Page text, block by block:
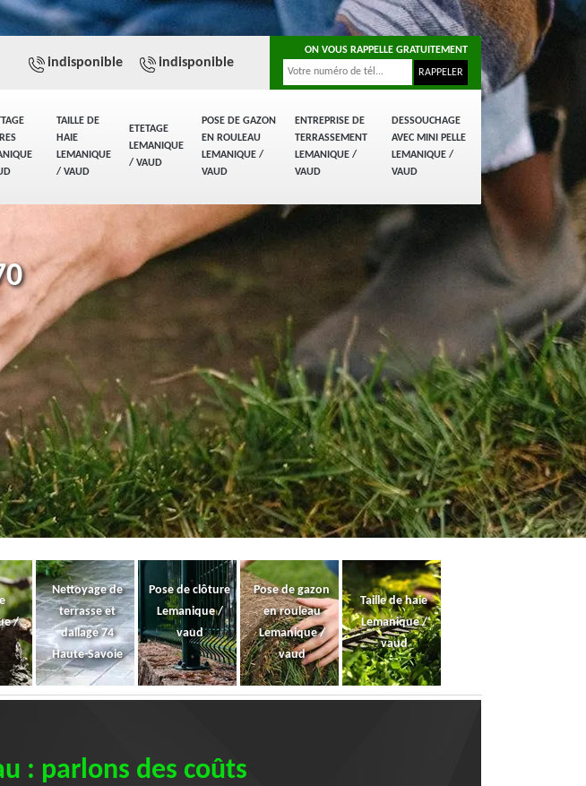
TAILLE DE
HAIE
LEMANIQUE
/ VAUD
ETETAGE
LEMANIQUE
/ VAUD
POSE DE GAZON
EN ROULEAU
LEMANIQUE /
VAUD
ENTREPRISE DE
TERRASSEMENT
LEMANIQUE /
VAUD
DESSOUCHAGE
AVEC MINI PELLE
LEMANIQUE /
VAUD
indisponible indisponible
ON VOUS RAPPELLE GRATUITEMENT
/
Nettoyage de
terrasse et
dallage 74
Haute-Savoie
Pose de clôture
Lemanique /
vaud
Pose de gazon
en rouleau
Lemanique /
vaud
Taille de haie
Lemanique /
vaud
: parlons des coûts